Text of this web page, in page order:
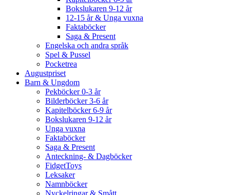
Bokslukaren 9-12 år
12-15 år & Unga vuxna
Faktaböcker
Saga & Present
Engelska och andra språk
Spel & Pussel
Pocketrea
Augustpriset
Barn & Ungdom
Pekböcker 0-3 år
Bilderböcker 3-6 år
Kapitelböcker 6-9 år
Bokslukaren 9-12 år
Unga vuxna
Faktaböcker
Saga & Present
Anteckning- & Dagböcker
FidgetToys
Leksaker
Namnböcker
Nyckelringar & Smått